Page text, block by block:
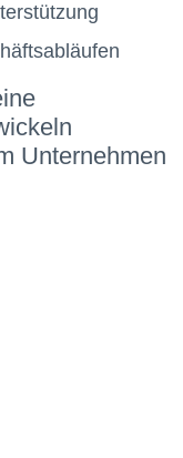
Unternehmen